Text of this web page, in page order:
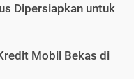
Dipersiapkan untuk
Mobil Bekas di